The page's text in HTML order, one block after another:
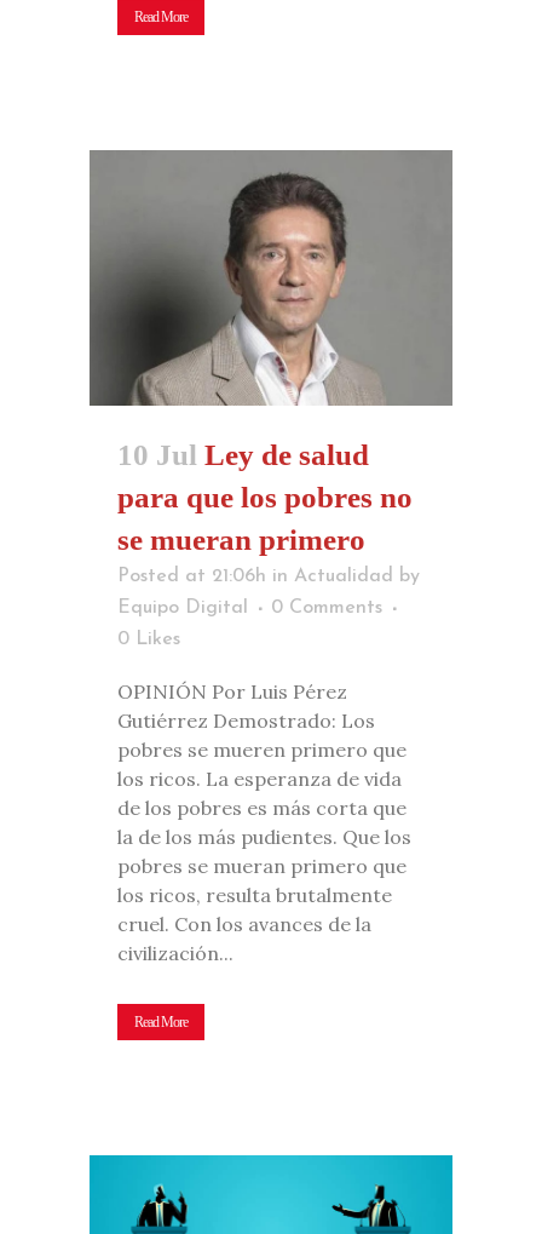
Read More
10 Jul Ley de salud
para que los pobres no
se mueran primero
Posted at 21:06h in Actualidad
by
Equipo Digital
0 Comments
0 Likes
OPINIÓN Por Luis Pérez
Gutiérrez Demostrado: Los
pobres se mueren primero que
los ricos. La esperanza de vida
de los pobres es más corta que
la de los más pudientes. Que los
pobres se mueran primero que
los ricos, resulta brutalmente
cruel. Con los avances de la
civilización...
Read More